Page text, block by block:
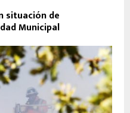
situación de
Municipal